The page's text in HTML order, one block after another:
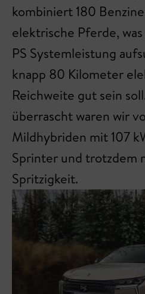
kombiniert 180
elektrische Pferde,
PS Systemleistung
knapp 80 Kilometer
Reichweite gut sein
überrascht waren wir
Mildhybriden mit 107
Sprinter und trotzdem
Spritzigkeit.